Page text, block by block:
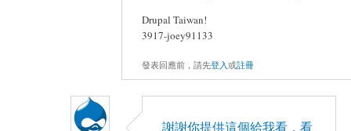
Drupal Taiwan!
3917-joey91133
發表回應前，請先登入或註冊
謝謝你提供這個給我看，看